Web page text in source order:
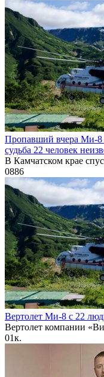
Пропавший вчера Ми-8
судьба 22 человек
В Камчатском крае
0886
Вертолет Ми-8 с 22
Вертолет компании
01к.